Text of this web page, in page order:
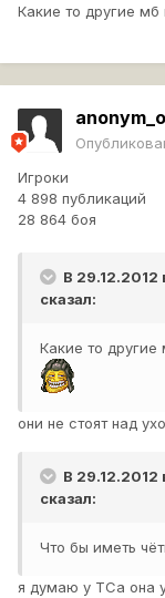
Какие то другие мб
Игроки
4 898 публикаций
28 864 боя
В 29.12.2012
сказал:
Какие то другие
они не стоят над
В 29.12.2012
сказал:
Что бы иметь
я думаю у ТСа она